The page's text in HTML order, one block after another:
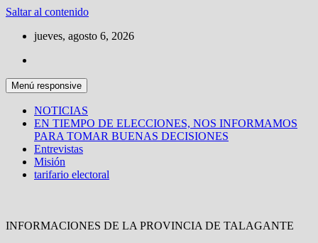
Saltar al contenido
jueves, agosto 6, 2026
Menú responsive
NOTICIAS
EN TIEMPO DE ELECCIONES, NOS INFORMAMOS
PARA TOMAR BUENAS DECISIONES
Entrevistas
Misión
tarifario electoral
INFORMACIONES DE LA PROVINCIA DE TALAGANTE